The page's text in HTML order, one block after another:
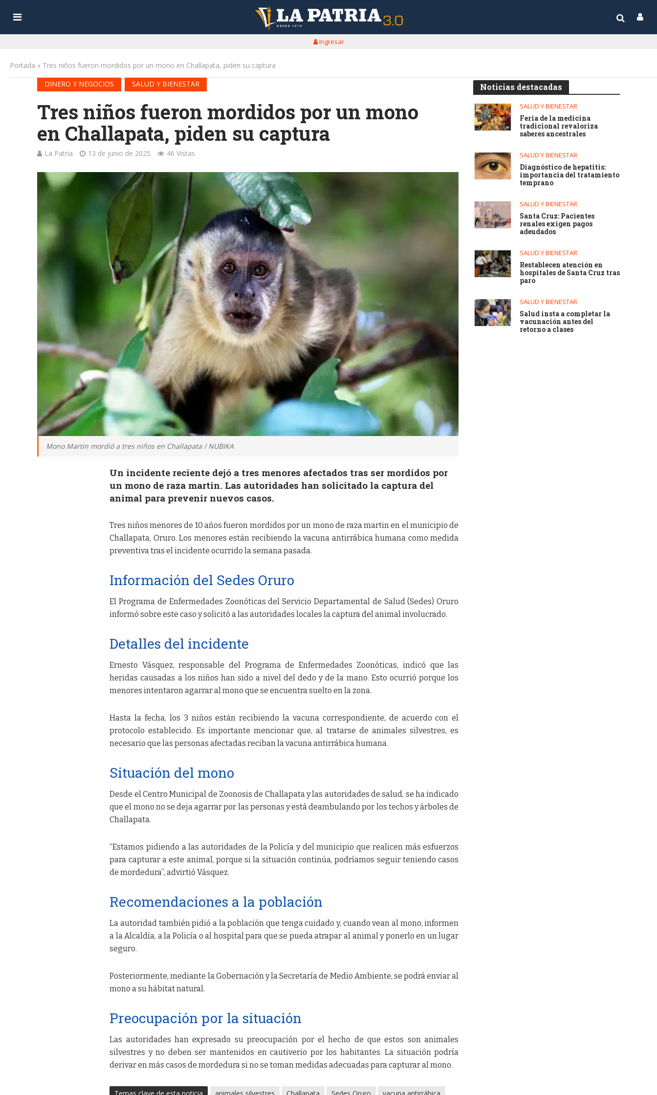
Ingresar
Portada » Tres niños fueron mordidos por un mono en Challapata, piden su captura
DINERO Y NEGOCIOS
SALUD Y BIENESTAR
Tres niños fueron mordidos por un mono
en Challapata, piden su captura
La Patria 13 de junio de 2025 46 Vistas
Mono Martin mordió a tres niños en Challapata / NUBIKA
Un incidente reciente dejó a tres menores afectados tras ser mordidos por
un mono de raza martin. Las autoridades han solicitado la captura del
animal para prevenir nuevos casos.
Tres niños menores de 10 años fueron mordidos por un mono de raza martin en el municipio de
Challapata, Oruro. Los menores están recibiendo la vacuna antirrábica humana como medida
preventiva tras el incidente ocurrido la semana pasada.
Información del Sedes Oruro
El Programa de Enfermedades Zoonóticas del Servicio Departamental de Salud (Sedes) Oruro
informó sobre este caso y solicitó a las autoridades locales la captura del animal involucrado.
Detalles del incidente
Ernesto Vásquez, responsable del Programa de Enfermedades Zoonóticas, indicó que las
heridas causadas a los niños han sido a nivel del dedo y de la mano. Esto ocurrió porque los
menores intentaron agarrar al mono que se encuentra suelto en la zona.
Hasta la fecha, los 3 niños están recibiendo la vacuna correspondiente, de acuerdo con el
protocolo establecido. Es importante mencionar que, al tratarse de animales silvestres, es
necesario que las personas afectadas reciban la vacuna antirrábica humana.
Situación del mono
Desde el Centro Municipal de Zoonosis de Challapata y las autoridades de salud, se ha indicado
que el mono no se deja agarrar por las personas y está deambulando por los techos y árboles de
Challapata.
“Estamos pidiendo a las autoridades de la Policía y del municipio que realicen más esfuerzos
para capturar a este animal, porque si la situación continúa, podríamos seguir teniendo casos
de mordedura”, advirtió Vásquez.
Recomendaciones a la población
La autoridad también pidió a la población que tenga cuidado y, cuando vean al mono, informen
a la Alcaldía, a la Policía o al hospital para que se pueda atrapar al animal y ponerlo en un lugar
seguro.
Posteriormente, mediante la Gobernación y la Secretaría de Medio Ambiente, se podrá enviar al
mono a su hábitat natural.
Preocupación por la situación
Las autoridades han expresado su preocupación por el hecho de que estos son animales
silvestres y no deben ser mantenidos en cautiverio por los habitantes. La situación podría
derivar en más casos de mordedura si no se toman medidas adecuadas para capturar al mono.
Noticias destacadas
SALUD Y BIENESTAR
Feria de la medicina
tradicional revaloriza
saberes ancestrales
SALUD Y BIENESTAR
Diagnóstico de hepatitis:
importancia del tratamiento
temprano
SALUD Y BIENESTAR
Santa Cruz: Pacientes
renales exigen pagos
adeudados
SALUD Y BIENESTAR
Restablecen atención en
hospitales de Santa Cruz tras
paro
SALUD Y BIENESTAR
Salud insta a completar la
vacunación antes del
retorno a clases